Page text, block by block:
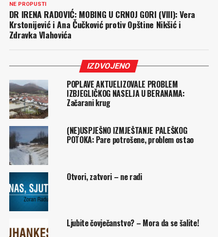
NE PROPUSTI
DR IRENA RADOVIĆ: MOBING U CRNOJ GORI (VIII): Vera
Krstonijević i Ana Čučković protiv Opštine Nikšić i
Zdravka Vlahovića
IZDVOJENO
POPLAVE AKTUELIZOVALE PROBLEM
IZBJEGLIČKOG NASELJA U BERANAMA:
Začarani krug
(NE)USPJEŠNO IZMJEŠTANJE PALEŠKOG
POTOKA: Pare potrošene, problem ostao
Otvori, zatvori – ne radi
Ljubite čovječanstvo? – Mora da se šalite!